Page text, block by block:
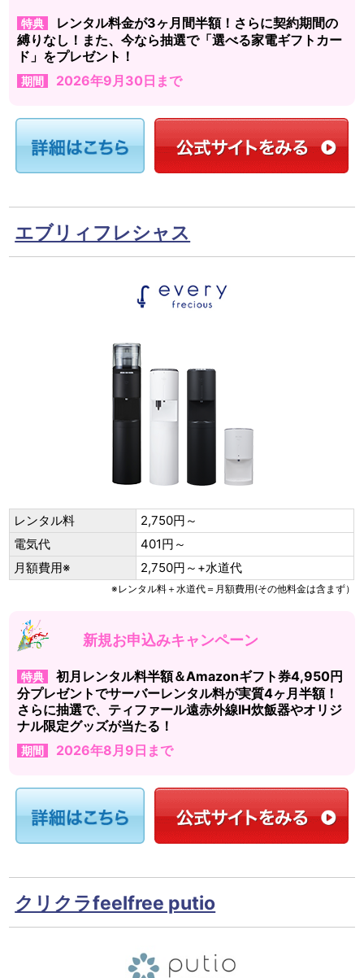
特典
レンタル料金が3ヶ月間半額！さらに契約期間の
縛りなし！また、今なら抽選で「選べる家電ギフトカー
ド」をプレゼント！
期間 2026年9月30日まで
エブリィフレシャス
レンタル料
2,750円～
電気代
401円～
月額費用※
2,750円～+水道代
※レンタル料＋水道代＝月額費用(その他料金は含まず）
新規お申込みキャンペーン
特典
初月レンタル料半額＆Amazonギフト券4,950円
分プレゼントでサーバーレンタル料が実質4ヶ月半額！
さらに抽選で、ティファール遠赤外線IH炊飯器やオリジ
ナル限定グッズが当たる！
期間 2026年8月9日まで
クリクラfeelfree putio